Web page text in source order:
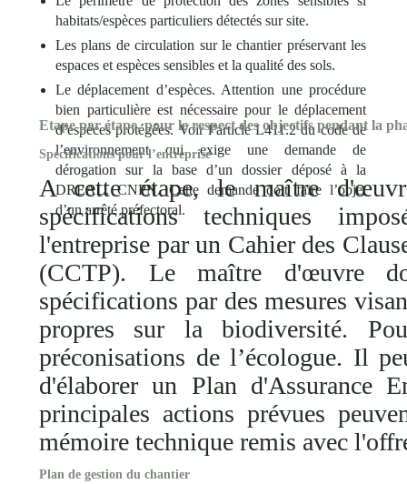
habitats/espèces particuliers détectés sur site.
Les plans de circulation sur le chantier préservant les
espaces et espèces sensibles et la qualité des sols.
Le déplacement d’espèces. Attention une procédure
bien particulière est nécessaire pour le déplacement
d’espèces protégées. Voir l’article L411.2 du code de
l’environnement qui exige une demande de
dérogation sur la base d’un dossier déposé à la
DREAL. CNPN. Cette demande doit faire l’objet
d’un arrêté préfectoral.
Etape par étape, pour le respect des objectifs pendant la
Spécifications pour l’entreprise
A cette étape, le maître
spécifications techniques
l'entreprise par un Cahier des
(CCTP). Le maître d'œuvre
spécifications par des mesures
propres sur la biodiversité.
préconisations de l’écologue. Il
d'élaborer un Plan d'Assurance
principales actions prévues
mémoire technique remis avec
Plan de gestion du chantier